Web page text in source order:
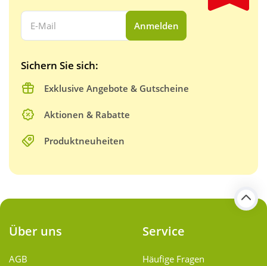
Ihre E-Mail Adresse:
Anmelden
Sichern Sie sich:
Exklusive Angebote & Gutscheine
Aktionen & Rabatte
Produktneuheiten
Über uns
AGB
Service
Häufige Fragen